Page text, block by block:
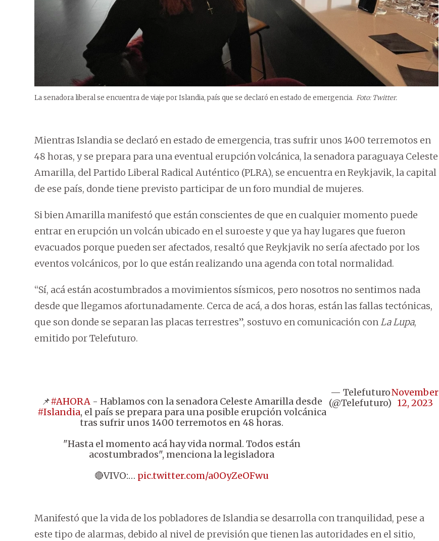
La senadora liberal se encuentra de viaje por Islandia, país que se declaró en estado de emergencia. Foto: Twitter.
Mientras Islandia se declaró en estado de emergencia, tras sufrir unos 1400 terremotos en
48 horas, y se prepara para una eventual erupción volcánica, la senadora paraguaya Celeste
Amarilla, del Partido Liberal Radical Auténtico (PLRA), se encuentra en Reykjavik, la capital
de ese país, donde tiene previsto participar de un foro mundial de mujeres.
Si bien Amarilla manifestó que están conscientes de que en cualquier momento puede
entrar en erupción un volcán ubicado en el suroeste y que ya hay lugares que fueron
evacuados porque pueden ser afectados, resaltó que Reykjavik no sería afectado por los
eventos volcánicos, por lo que están realizando una agenda con total normalidad.
“Sí, acá están acostumbrados a movimientos sísmicos, pero nosotros no sentimos nada
desde que llegamos afortunadamente. Cerca de acá, a dos horas, están las fallas tectónicas,
que son donde se separan las placas terrestres”, sostuvo en comunicación conLa Lupa,
emitido por Telefuturo.
📌#AHORA- Hablamos con la senadora Celeste Amarilla desde
#Islandia, el país se prepara para una posible erupción volcánica
tras sufrir unos 1400 terremotos en 48 horas.
"Hasta el momento acá hay vida normal. Todos están
acostumbrados", menciona la legisladora
🔴VIVO:… pic.twitter.com/a0OyZeOFwu
— Telefuturo
(@Telefuturo)
November
12, 2023
Manifestó que la vida de los pobladores de Islandia se desarrolla con tranquilidad, pese a
este tipo de alarmas, debido al nivel de previsión que tienen las autoridades en el sitio,